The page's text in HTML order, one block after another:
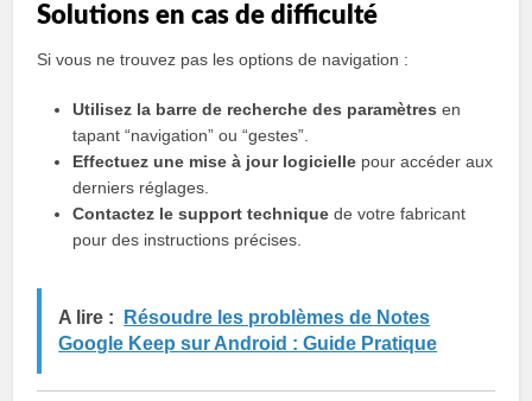
Solutions en cas de difficulté
Si vous ne trouvez pas les options de navigation :
Utilisez la barre de recherche des paramètres en
tapant “navigation” ou “gestes”.
Effectuez une mise à jour logicielle pour accéder aux
derniers réglages.
Contactez le support technique de votre fabricant
pour des instructions précises.
A lire :
Résoudre les problèmes de Notes
Google Keep sur Android : Guide Pratique